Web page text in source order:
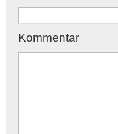
Kommentar